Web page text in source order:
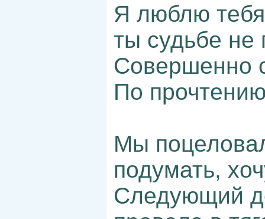
Я люблю
ты судьбе не
Совершенно
По
Мы
подумать,
Следующий